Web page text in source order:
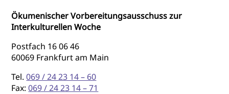
Ökumenischer Vorbereitungsausschuss zur
Interkulturellen Woche
Postfach 16 06 46
60069 Frankfurt am Main
Tel.069 / 24 23 14 – 60
Fax:069 / 24 23 14 – 71